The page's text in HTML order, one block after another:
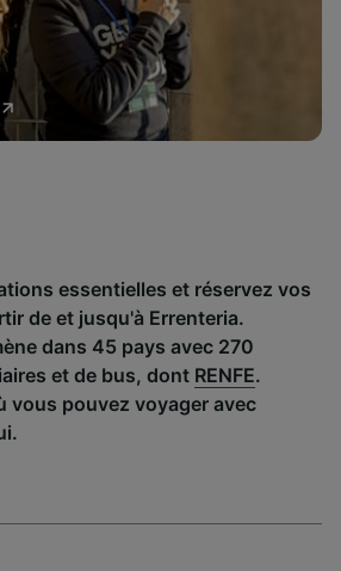
essentielles et réservez vos
de et jusqu'à Errenteria.
dans 45 pays avec 270
et de bus, dont RENFE.
vous pouvez voyager avec